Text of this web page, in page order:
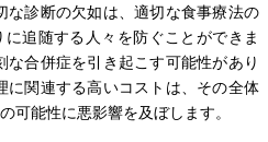
な診断の欠如は、適切な食事療法の
追随する人々を防ぐことができま
合併症を引き起こす可能性があり
に関連する高いコストは、その全体
可能性に悪影響を及ぼします。